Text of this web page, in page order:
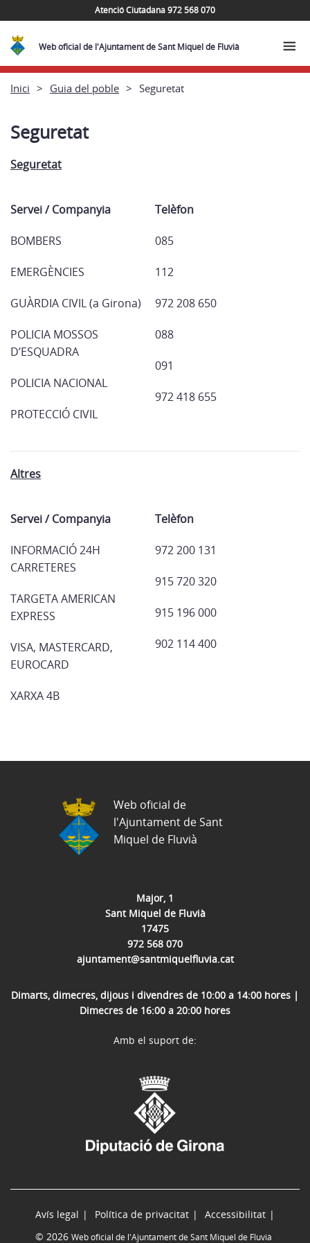
Atenció Ciutadana 972 568 070
Web oficial de l'Ajuntament de Sant Miquel de Fluvià
Inici Guia del poble Seguretat
Seguretat
Seguretat
Servei / Companyia
BOMBERS
EMERGÈNCIES
GUÀRDIA CIVIL (a Girona)
POLICIA MOSSOS
D’ESQUADRA
POLICIA NACIONAL
PROTECCIÓ CIVIL
Telèfon
085
112
972 208 650
088
091
972 418 655
Altres
Servei / Companyia
INFORMACIÓ 24H
CARRETERES
TARGETA AMERICAN
EXPRESS
VISA, MASTERCARD,
EUROCARD
XARXA 4B
Telèfon
972 200 131
915 720 320
915 196 000
902 114 400
Major, 1
Sant Miquel de Fluvià
17475
972 568 070
ajuntament@santmiquelfluvia.cat
Dimarts, dimecres, dijous i divendres de 10:00 a 14:00 hores |
Dimecres de 16:00 a 20:00 hores
Web oficial de
l'Ajuntament de Sant
Miquel de Fluvià
Avís legal Política de privacitat
Accessibilitat
© 2026 Web oficial de l'Ajuntament de Sant Miquel de Fluvià
Amb el suport de: